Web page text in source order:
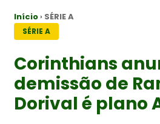
Início › SÉRIE A
SÉRIE A
Corinthians
demissão de
Dorival é plano